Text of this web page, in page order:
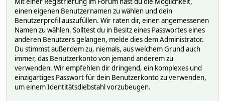
einen eigenen Benutzernamen zu wählen und dein
Benutzerprofil auszufüllen. Wir raten dir, einen angemessenen
Namen zu wählen. Solltest du in Besitz eines Passwortes eines
anderen Benutzers gelangen, melde dies dem Administrator.
Du stimmst außerdem zu, niemals, aus welchem Grund auch
immer, das Benutzerkonto von jemand anderem zu
verwenden. Wir empfehlen dir dringend, ein komplexes und
einzigartiges Passwort für dein Benutzerkonto zu verwenden,
um einem Identitätsdiebstahl vorzubeugen.